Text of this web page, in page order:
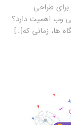
طراحی
وب اهمیت دارد؟
ها، زمانی که[…]